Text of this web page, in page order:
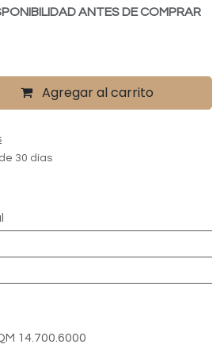
ANTES DE COMPRAR
Agregar al carrito
30 días
14.700.6000